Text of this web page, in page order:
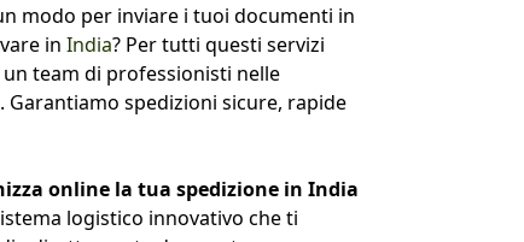
modo per inviare i tuoi documenti in
in India? Per tutti questi servizi
team di professionisti nelle
Garantiamo spedizioni sicure, rapide
online la tua spedizione in India
logistico innovativo che ti